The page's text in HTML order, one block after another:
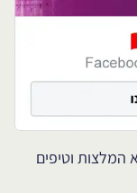
המלצות וטיפים